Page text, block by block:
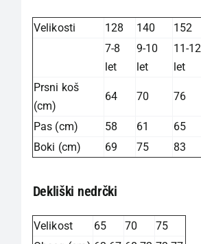
Velikosti 128 140 152
7-8
let
9-10
let
11-12
let
Prsni koš
(cm)
64 70 76
Pas (cm) 58 61 65
Boki (cm)
69 75 83
Dekliški nedrčki
Velikost 65 70
75